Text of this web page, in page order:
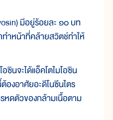
มีอยู่ร้อยละ ๑๐ บท
ทำหน้าที่คล้ายสวิตช์ทำให้
โอซินจะได้แอ็คโตไมโอซิน
ต้องอาศัยอะดีโนซีนไตร
หดตัวของกล้ามเนื้อตาม